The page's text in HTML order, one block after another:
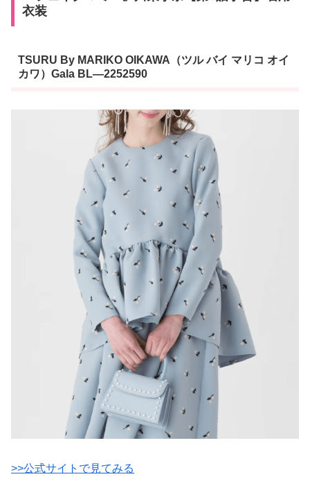
衣装
TSURU By MARIKO OIKAWA（ツル バイ マリコ オイ
カワ）Gala BL―2252590
>>公式サイトで見てみる